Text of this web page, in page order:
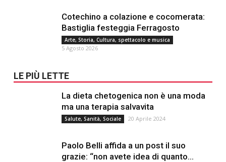
Cotechino a colazione e cocomerata:
Bastiglia festeggia Ferragosto
Arte, Storia, Cultura, spettacolo e musica
5 Agosto 2026
LE PIÙ LETTE
La dieta chetogenica non è una moda
ma una terapia salvavita
Salute, Sanità, Sociale 20 Aprile 2024
Paolo Belli affida a un post il suo
grazie: “non avete idea di quanto...